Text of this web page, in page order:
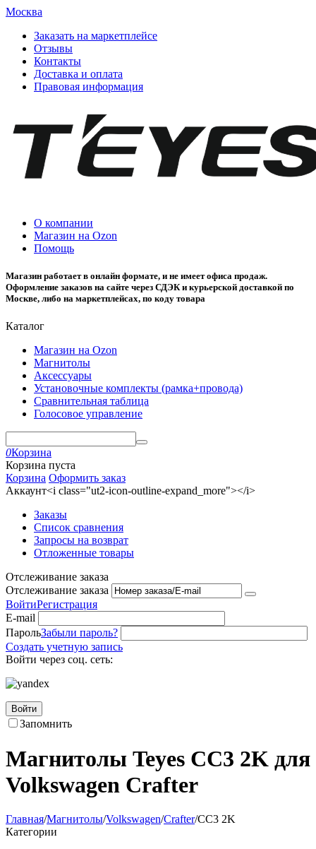
Москва
Заказать на маркетплейсе
Отзывы
Контакты
Доставка и оплата
Правовая информация
О компании
Магазин на Ozon
Помощь
Магазин работает в онлайн формате, и не имеет офиса продаж.
Оформление заказов на сайте через СДЭК и курьерской доставкой по
Москве, либо на маркетплейсах, по коду товара
Каталог
Магазин на Ozon
Магнитолы
Аксессуары
Установочные комплекты (рамка+провода)
Сравнительная таблица
Голосовое управление
0Корзина
Корзина пуста
Корзина Оформить заказ
Аккаунт<i class="ut2-icon-outline-expand_more"></i>
Заказы
Список сравнения
Запросы на возврат
Отложенные товары
Отслеживание заказа
Отслеживание заказа
ВойтиРегистрация
E-mail
ПарольЗабыли пароль?
Создать учетную запись
Войти через соц. сеть:
Войти
Запомнить
Магнитолы Teyes CC3 2K для
Volkswagen Crafter
Главная/Магнитолы/Volkswagen/Crafter/CC3 2K
Категории